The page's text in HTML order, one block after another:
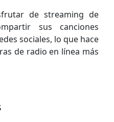
de streaming de
sus canciones
sociales, lo que hace
de radio en línea más